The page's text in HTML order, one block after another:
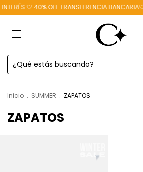
🤍 40% OFF TRANSFERENCIA BANCARIA🤍
Inicio . SUMMER . ZAPATOS
ZAPATOS